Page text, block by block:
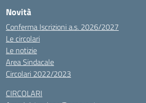
Novità
Conferma Iscrizioni a.s. 2026/2027
Le circolari
Le notizie
Area Sindacale
Circolari 2022/2023
CIRCOLARI